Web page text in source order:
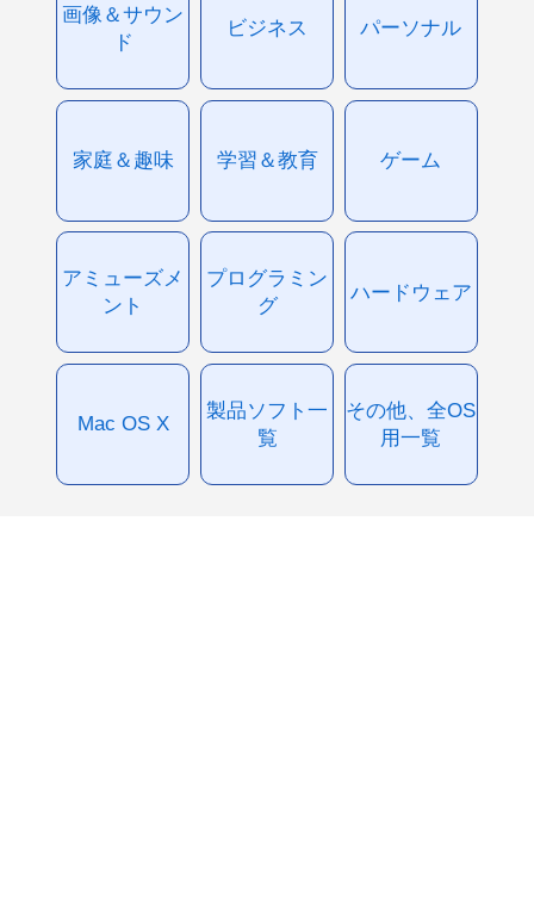
画像＆サウン
ド
ビジネス パーソナル
家庭＆趣味 学習＆教育 ゲーム
アミューズメ
ント
プログラミン
グ
ハードウェア
Mac OS X
製品ソフト一
覧
その他、全OS
用一覧